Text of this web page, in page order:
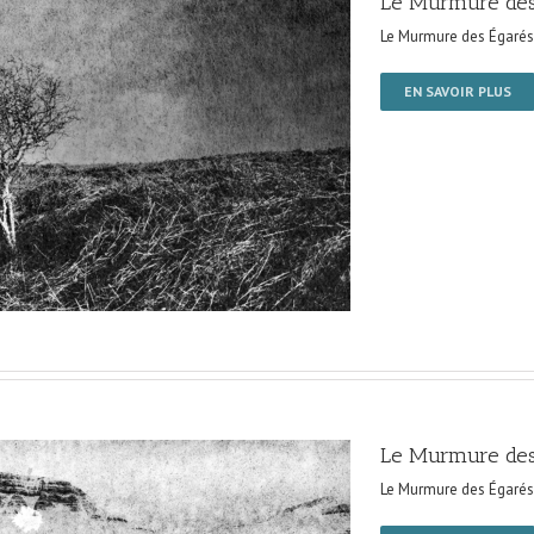
Le Murmure des Égarés
EN SAVOIR PLUS
Le Murmure
Le Murmure des Égarés